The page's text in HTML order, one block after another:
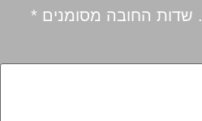
שדות החובה מסומנים *